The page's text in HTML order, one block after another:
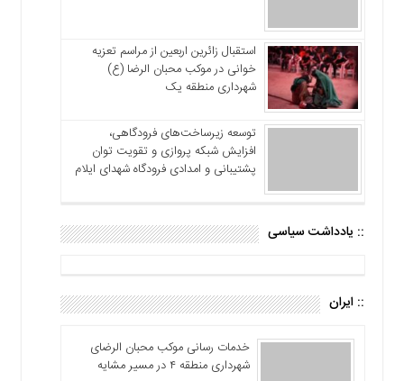
استقبال زائرین اربعین از مراسم تعزیه
خوانی در موکب محبان الرضا (ع)
شهرداری منطقه یک
توسعه زیرساخت‌های فرودگاهی،
افزایش شبکه پروازی و تقویت توان
پشتیبانی و امدادی فرودگاه شهدای ایلام
:: یادداشت سیاسی
:: ایران
خدمات رسانی موکب محبان الرضای
شهرداری منطقه ۴ در مسیر مشایه